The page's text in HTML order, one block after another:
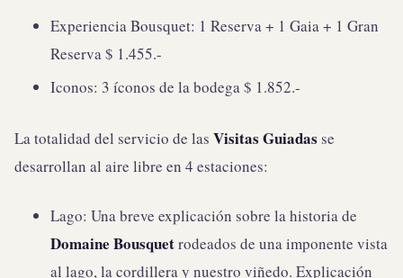
Experiencia Bousquet: 1 Reserva + 1 Gaia + 1 Gran
Reserva $ 1.455.-
Iconos: 3 íconos de la bodega $ 1.852.-
La totalidad del servicio de las Visitas Guiadas se
desarrollan al aire libre en 4 estaciones:
Lago: Una breve explicación sobre la historia de
Domaine Bousquetrodeados de una imponente vista
al lago, la cordillera y nuestro viñedo. Explicación